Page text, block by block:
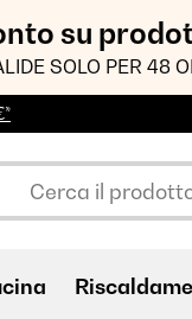
su
SOLO PER 48